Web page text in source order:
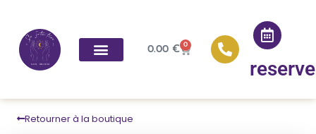
0.00€ 0
Retourner à la boutique